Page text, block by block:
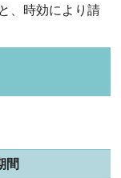
、時効により請
間